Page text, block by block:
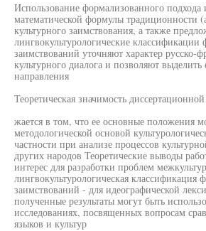
Использование формализованного подхода
математической формулы традиционности
культурного заимствования, а также
лингвокультурологические классификации
заимствований уточняют характер русско-
культурного диалога и позволяют
направления
Теоретическая значимость
жается в том, что ее основные положения
методологической основой
частности при анализе процессов
других народов Теоретические выводы
интерес для разработки проблем
лингвокультурологическая классификация
заимствований - для идеографической
полученные результаты могут быть
исследованиях, посвященных вопросам
языков и культур